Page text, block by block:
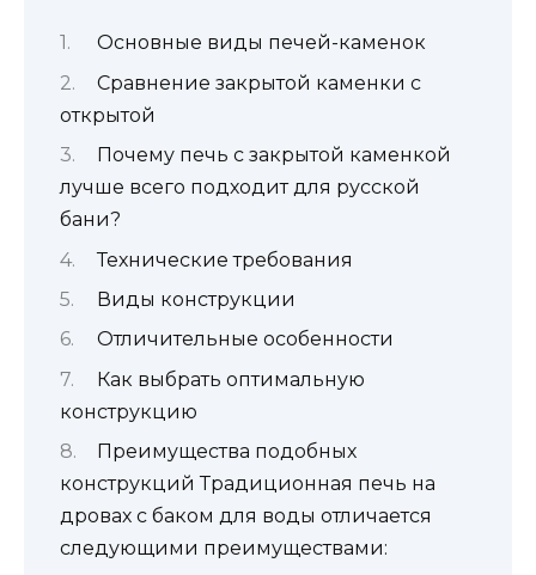
Основные виды печей-каменок
Сравнение закрытой каменки с
открытой
Почему печь с закрытой каменкой
лучше всего подходит для русской
бани?
Технические требования
Виды конструкции
Отличительные особенности
Как выбрать оптимальную
конструкцию
Преимущества подобных
конструкций Традиционная печь на
дровах с баком для воды отличается
следующими преимуществами: